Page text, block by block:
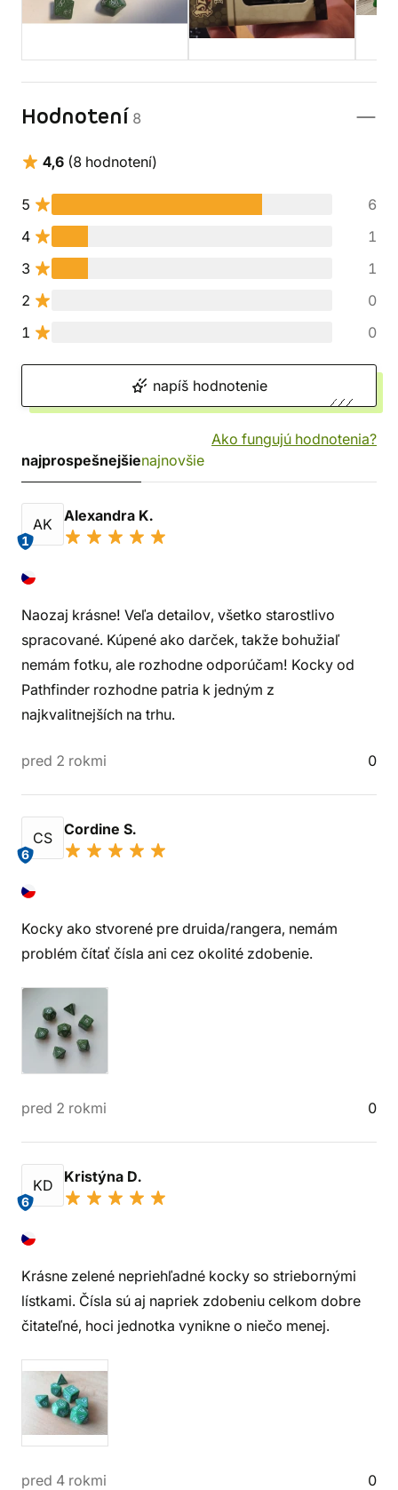
Hodnotení 8
4,6 (8 hodnotení)
5
6
4
1
3
1
2
0
1
0
napíš hodnotenie
Ako fungujú hodnotenia?
najprospešnejšienajnovšie
AK
1
Alexandra K.
Naozaj krásne! Veľa detailov, všetko starostlivo
spracované. Kúpené ako darček, takže bohužiaľ
nemám fotku, ale rozhodne odporúčam! Kocky od
Pathfinder rozhodne patria k jedným z
najkvalitnejších na trhu.
pred 2 rokmi 0
CS
6
Cordine S.
Kocky ako stvorené pre druida/rangera, nemám
problém čítať čísla ani cez okolité zdobenie.
pred 2 rokmi 0
KD
6
Kristýna D.
Krásne zelené nepriehľadné kocky so striebornými
lístkami. Čísla sú aj napriek zdobeniu celkom dobre
čitateľné, hoci jednotka vynikne o niečo menej.
pred 4 rokmi 0